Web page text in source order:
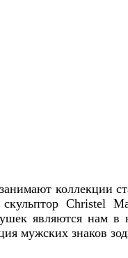
коллекции
Christel
являются нам
мужских знаков